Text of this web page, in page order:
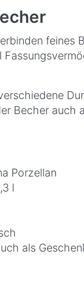
feines
Becher auch
Porzellan
l
als